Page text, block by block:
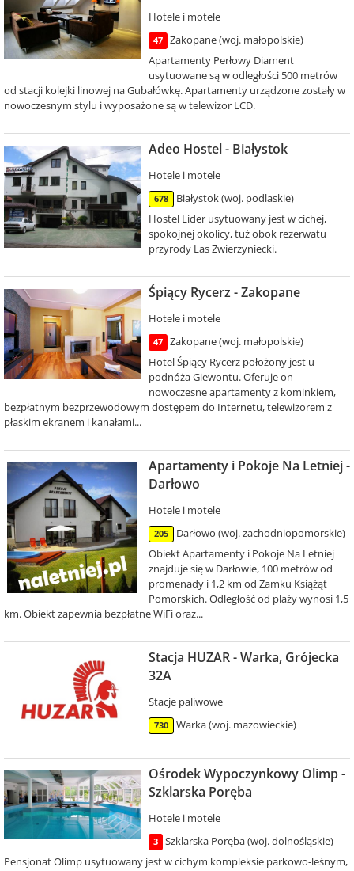
Hotele i motele
47
Zakopane (woj. małopolskie)
Apartamenty Perłowy Diament
usytuowane są w odległości 500 metrów
od stacji kolejki linowej na Gubałówkę. Apartamenty urządzone zostały w
nowoczesnym stylu i wyposażone są w telewizor LCD.
Adeo Hostel - Białystok
Hotele i motele
678
Białystok (woj. podlaskie)
Hostel Lider usytuowany jest w cichej,
spokojnej okolicy, tuż obok rezerwatu
przyrody Las Zwierzyniecki.
Śpiący Rycerz - Zakopane
Hotele i motele
47
Zakopane (woj. małopolskie)
Hotel Śpiący Rycerz położony jest u
podnóża Giewontu. Oferuje on
nowoczesne apartamenty z kominkiem,
bezpłatnym bezprzewodowym dostępem do Internetu, telewizorem z
płaskim ekranem i kanałami...
Apartamenty i Pokoje Na Letniej -
Darłowo
Hotele i motele
205
Darłowo (woj. zachodniopomorskie)
Obiekt Apartamenty i Pokoje Na Letniej
znajduje się w Darłowie, 100 metrów od
promenady i 1,2 km od Zamku Książąt
Pomorskich. Odległość od plaży wynosi 1,5
km. Obiekt zapewnia bezpłatne WiFi oraz...
Stacja HUZAR - Warka, Grójecka
32A
Stacje paliwowe
730 Warka (woj. mazowieckie)
Ośrodek Wypoczynkowy Olimp -
Szklarska Poręba
Hotele i motele
3
Szklarska Poręba (woj. dolnośląskie)
Pensjonat Olimp usytuowany jest w cichym kompleksie parkowo-leśnym,